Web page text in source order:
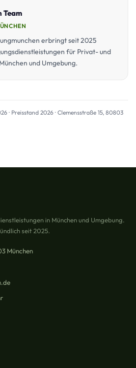
Team
erbringt seit 2025
für Privat- und
und Umgebung.
· Preisstand 2026 · Clemensstraße 15, 80803
in München und Umgebung.
seit 2025.
München